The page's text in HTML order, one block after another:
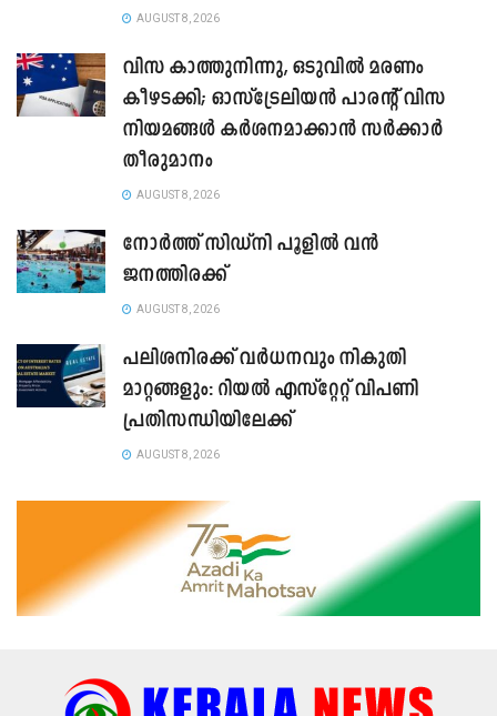
AUGUST 8, 2026
വിസ കാത്തുനിന്നു, ഒടുവിൽ മരണം
കീഴടക്കി; ഓസ്‌ട്രേലിയൻ പാരന്റ് വിസ
നിയമങ്ങൾ കർശനമാക്കാൻ സർക്കാർ
തീരുമാനം
AUGUST 8, 2026
നോർത്ത് സിഡ്നി പൂളിൽ വൻ
ജനത്തിരക്ക്
AUGUST 8, 2026
പലിശനിരക്ക് വർധനവും നികുതി
മാറ്റങ്ങളും: റിയൽ എസ്റ്റേറ്റ് വിപണി
പ്രതിസന്ധിയിലേക്ക്
AUGUST 8, 2026